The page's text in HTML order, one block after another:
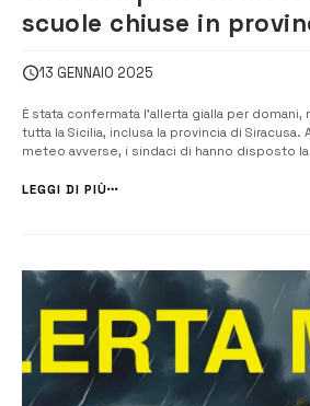
scuole chiuse in
13 GENNAIO 2025
È stata confermata l’allerta gialla per domani,
tutta la Sicilia, inclusa la provincia di
meteo avverse, i sindaci di hanno disposto
diversi allagamenti. Successivamente si è
LEGGI DI PIÙ